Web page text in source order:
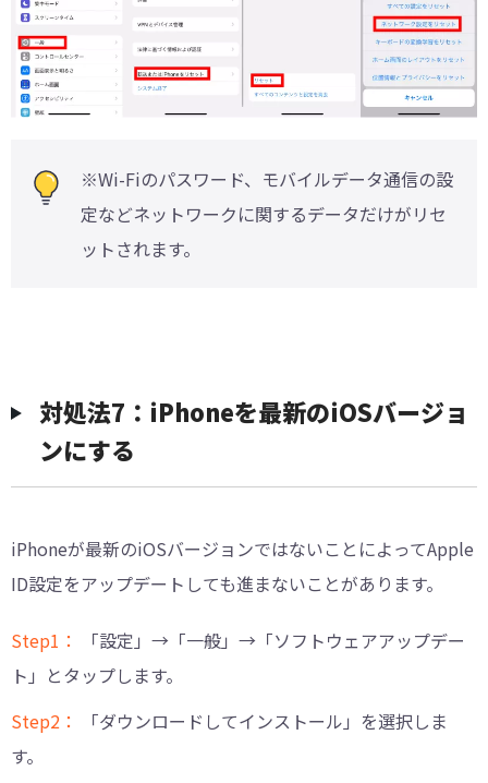
※Wi-Fiのパスワード、モバイルデータ通信の設
定などネットワークに関するデータだけがリセ
ットされます。
対処法7：iPhoneを最新のiOSバージョ
ンにする
iPhoneが最新のiOSバージョンではないことによってApple
ID設定をアップデートしても進まないことがあります。
Step1：
「設定」→「一般」→「ソフトウェアアップデー
ト」とタップします。
Step2：
「ダウンロードしてインストール」を選択しま
す。